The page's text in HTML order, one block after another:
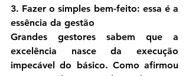
3. Fazer o simples bem-feito: essa é a
essência da gestão
Grandes gestores sabem que a
excelência nasce da execução
impecável do básico. Como afirmou